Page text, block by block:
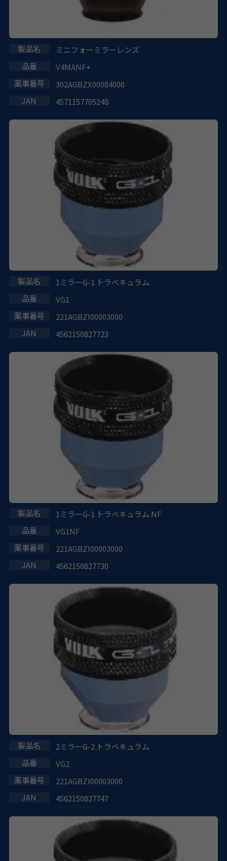
ミニフォーミラーレンズ
V4MANF+
302AGBZX00084000
4571157705248
1ミラーG-1 トラベキュラム
VG1
221AGBZI00003000
4562150827723
1ミラーG-1 トラベキュラム NF
VG1NF
221AGBZI00003000
4562150827730
2ミラーG-2 トラベキュラム
VG2
221AGBZI00003000
4562150827747